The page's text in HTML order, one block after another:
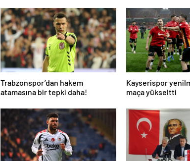
Trabzonspor’dan hakem
atamasına bir tepki daha!
Kayserispor
maça yükseltti